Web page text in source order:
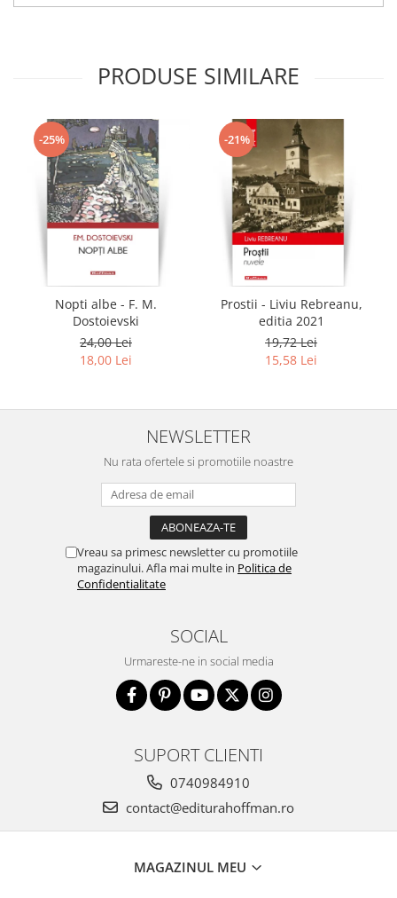
PRODUSE SIMILARE
-25%
Nopti albe - F. M.
Dostoievski
24,00 Lei
18,00 Lei
-21%
Prostii - Liviu Rebreanu,
editia 2021
19,72 Lei
15,58 Lei
NEWSLETTER
Nu rata ofertele si promotiile noastre
Vreau sa primesc newsletter cu promotiile
magazinului. Afla mai multe in Politica de
Confidentialitate
SOCIAL
Urmareste-ne in social media
SUPORT CLIENTI
0740984910
contact@editurahoffman.ro
MAGAZINUL MEU